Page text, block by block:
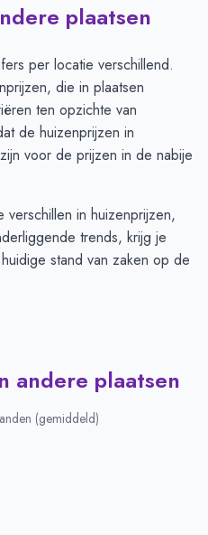
plaatsen
per locatie verschillend.
die in plaatsen
ten opzichte van
de huizenprijzen in
voor de prijzen in de nabije
in huizenprijzen,
trends, krijg je
stand van zaken op de
andere plaatsen
(gemiddeld)